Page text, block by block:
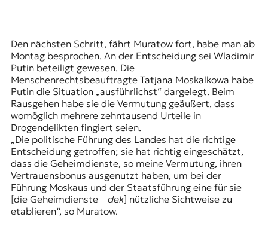
Den nächsten Schritt, fährt Muratow fort, habe man ab
Montag besprochen. An der Entscheidung sei Wladimir
Putin beteiligt gewesen. Die
Menschenrechtsbeauftragte Tatjana Moskalkowa habe
Putin die Situation „ausführlichst“ dargelegt. Beim
Rausgehen habe sie die Vermutung geäußert, dass
womöglich mehrere zehntausend Urteile in
Drogendeliktenfingiert seien.
„Die politische Führung des Landes hat die richtige
Entscheidung getroffen; sie hat richtig eingeschätzt,
dass die Geheimdienste, so meine Vermutung, ihren
Vertrauensbonus ausgenutzt haben, um bei der
Führung Moskaus und der Staatsführung eine für sie
[die Geheimdienste – dek] nützliche Sichtweise zu
etablieren“, so Muratow.